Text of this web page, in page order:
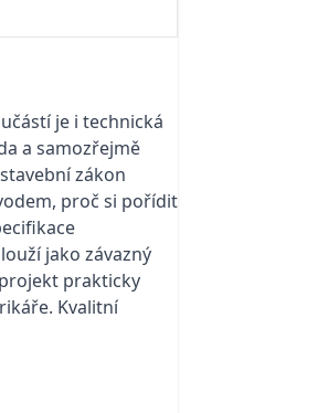
je i technická
a samozřejmě
zákon
proč si pořídit
jako závazný
prakticky
Kvalitní